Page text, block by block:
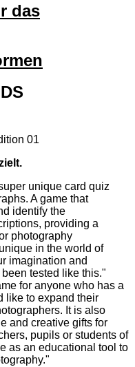
das
01
unique card quiz
A game that
identify the
providing a
photography
in the world of
imagination and
tested like this."
for anyone who has a
like to expand their
It is also
and creative gifts for
pupils or students of
as an educational tool to